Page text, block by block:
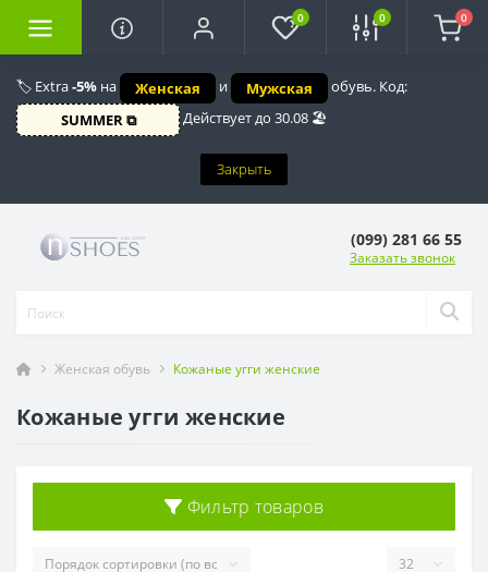
🏷️ Extra-5% на Женская и Мужская
обувь. Код:
SUMMER ⧉
Действует до 30.08 🏖️
Закрыть
0 0 0
(099) 281 66 55
Заказать звонок
Женская обувь Кожаные угги женские
Кожаные угги женские
Фильтр товаров